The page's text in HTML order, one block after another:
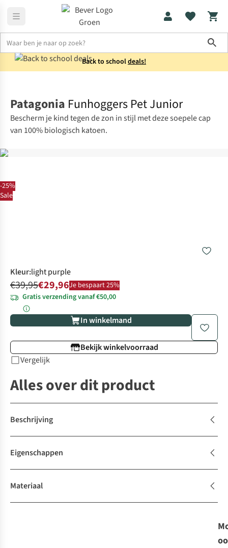
Back to schooldeals!
-25%
Sale
Patagonia Funhoggers Pet Junior
Bescherm je kind tegen de zon in stijl met deze soepele cap
van 100% biologisch katoen.
Kleur:light purple
€39,95€29,96Je bespaart 25%
Gratis verzending vanaf €50,00
In winkelmand
Bekijk winkelvoorraad
Vergelijk
Alles over dit product
Beschrijving
Eigenschappen
Materiaal